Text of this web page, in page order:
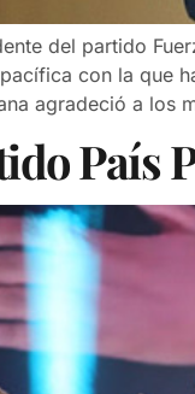
del partido
con la que
agradeció a los
País